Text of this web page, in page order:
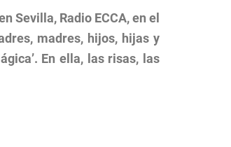
Sevilla, Radio ECCA, en el
madres, hijos, hijas y
En ella, las risas, las